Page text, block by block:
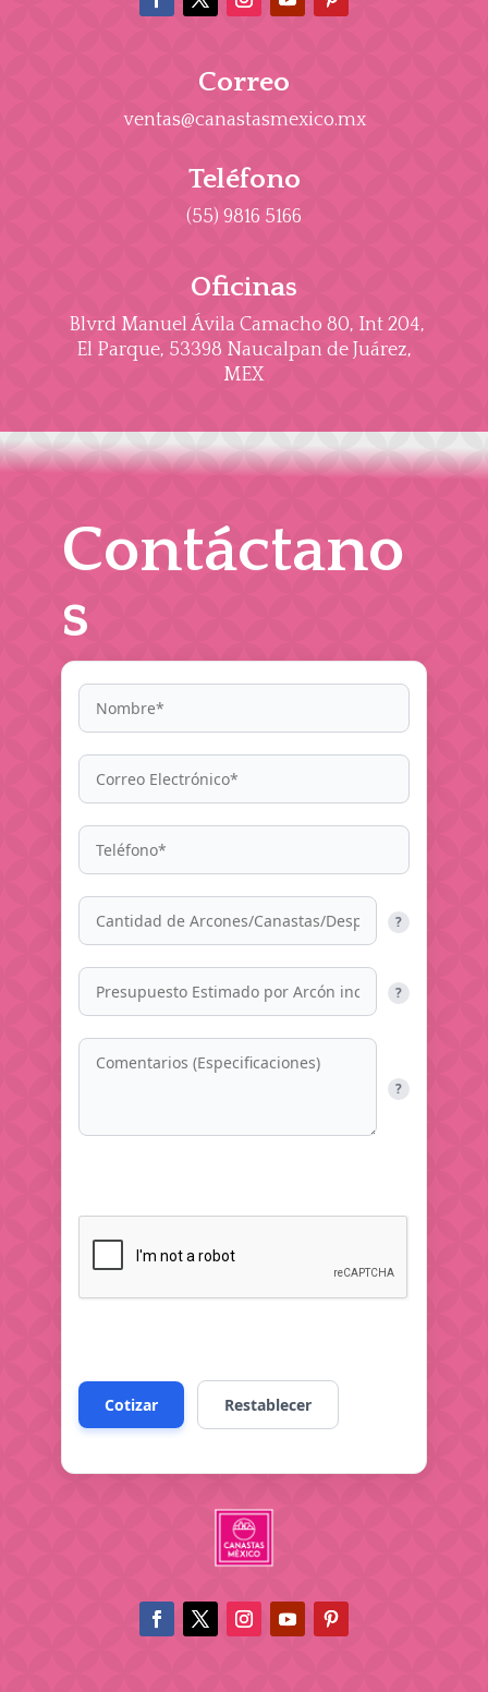
Correo
ventas@canastasmexico.mx
Teléfono
(55) 9816 5166
Oficinas
Blvrd Manuel Ávila Camacho 80, Int 204,
El Parque, 53398 Naucalpan de Juárez,
MEX
Contáctano
s
?
?
?